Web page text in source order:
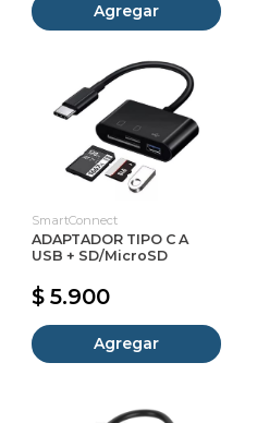
Agregar
SmartConnect
ADAPTADOR TIPO C A
USB + SD/MicroSD
$ 5.900
Agregar